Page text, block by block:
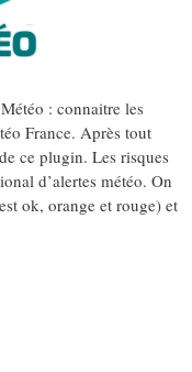
: connaitre les
France. Après tout
ce plugin. Les risques
d’alertes météo. On
ok, orange et rouge) et